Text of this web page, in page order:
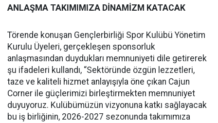
ANLAŞMA TAKIMIMIZA DİNAMİZM KATACAK
Törende konuşan Gençlerbirliği Spor Kulübü Yönetim
Kurulu Üyeleri, gerçekleşen sponsorluk
anlaşmasından duydukları memnuniyeti dile getirerek
şu ifadeleri kullandı, “Sektöründe özgün lezzetleri,
taze ve kaliteli hizmet anlayışıyla öne çıkan Cajun
Corner ile güçlerimizi birleştirmekten memnuniyet
duyuyoruz. Kulübümüzün vizyonuna katkı sağlayacak
bu iş birliğinin, 2026-2027 sezonunda takımımıza